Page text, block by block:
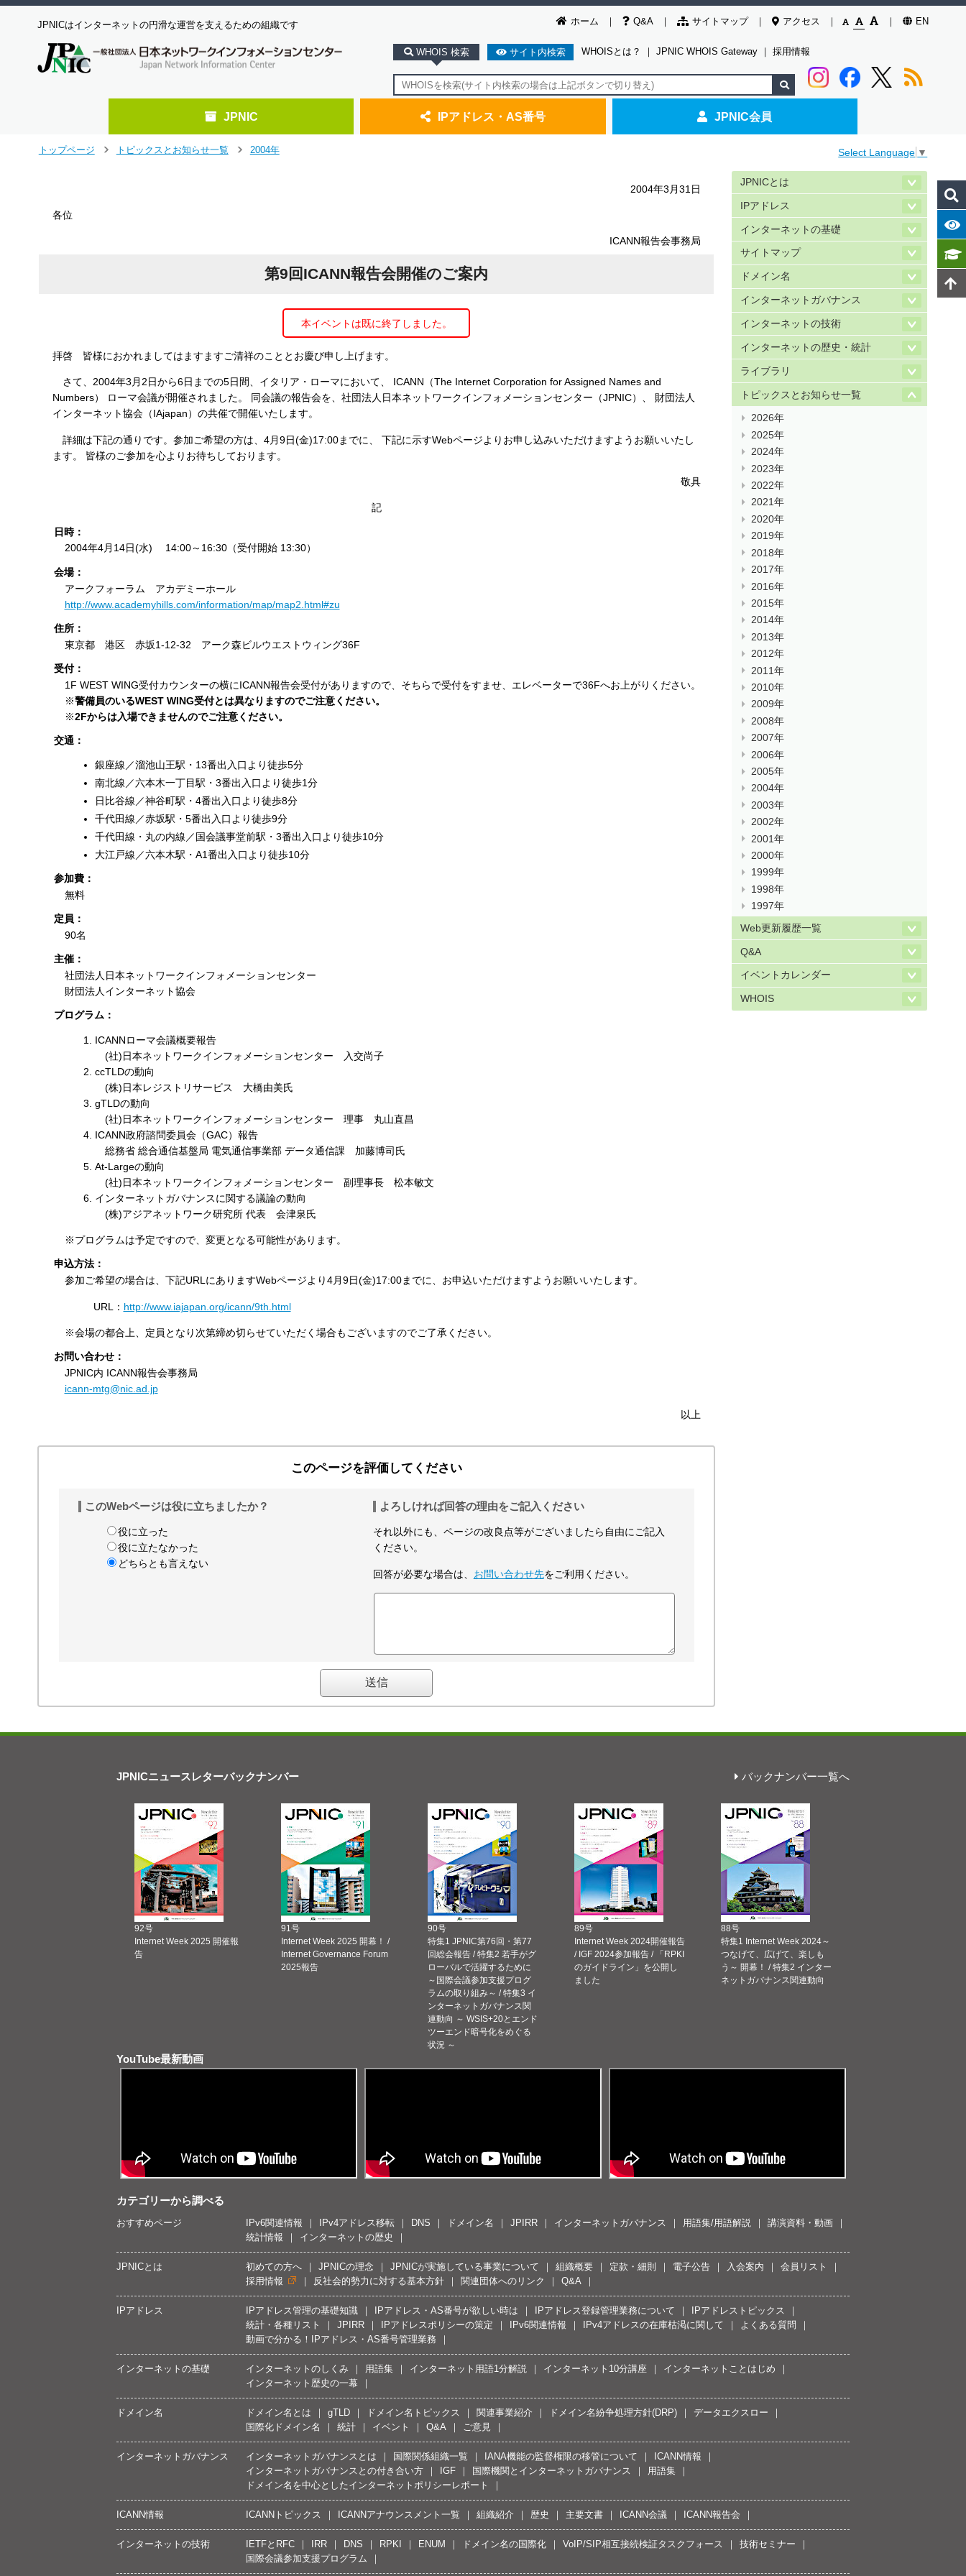
ホーム Q&A サイトマップ アクセス EN
JPNICはインターネットの円滑な運営を支えるための組織です
WHOIS 検索 サイト内検索 WHOISとは？ ｜ JPNIC WHOIS Gateway ｜ 採用情報
JPNIC IPアドレス・AS番号 JPNIC会員
トップページ
トピックスとお知らせ一覧
2004年 Select Language ▼
2004年3月31日
各位
ICANN報告会事務局
第9回ICANN報告会開催のご案内
本イベントは既に終了しました。
拝啓 皆様におかれましてはますますご清祥のこととお慶び申し上げます。
さて、2004年3月2日から6日までの5日間、イタリア・ローマにおいて、 ICANN（The Internet Corporation for Assigned Names and
Numbers） ローマ会議が開催されました。 同会議の報告会を、社団法人日本ネットワークインフォメーションセンター（JPNIC）、 財団法人
インターネット協会（IAjapan）の共催で開催いたします。
詳細は下記の通りです。参加ご希望の方は、4月9日(金)17:00までに、 下記に示すWebページよりお申し込みいただけますようお願いいたし
ます。 皆様のご参加を心よりお待ちしております。
敬具
記
日時：
2004年4月14日(水) 14:00～16:30（受付開始 13:30）
会場：
アークフォーラム アカデミーホール
http://www.academyhills.com/information/map/map2.html#zu
住所：
東京都 港区 赤坂1-12-32 アーク森ビルウエストウィング36F
受付：
1F WEST WING受付カウンターの横にICANN報告会受付がありますので、そちらで受付をすませ、エレベーターで36Fへお上がりください。
※警備員のいるWEST WING受付とは異なりますのでご注意ください。
※2Fからは入場できませんのでご注意ください。
交通：
銀座線／溜池山王駅・13番出入口より徒歩5分
南北線／六本木一丁目駅・3番出入口より徒歩1分
日比谷線／神谷町駅・4番出入口より徒歩8分
千代田線／赤坂駅・5番出入口より徒歩9分
千代田線・丸の内線／国会議事堂前駅・3番出入口より徒歩10分
大江戸線／六本木駅・A1番出入口より徒歩10分
参加費：
無料
定員：
90名
主催：
社団法人日本ネットワークインフォメーションセンター
財団法人インターネット協会
プログラム：
ICANNローマ会議概要報告
(社)日本ネットワークインフォメーションセンター 入交尚子
ccTLDの動向
(株)日本レジストリサービス 大橋由美氏
gTLDの動向
(社)日本ネットワークインフォメーションセンター 理事 丸山直昌
ICANN政府諮問委員会（GAC）報告
総務省 総合通信基盤局 電気通信事業部 データ通信課 加藤博司氏
At-Largeの動向
(社)日本ネットワークインフォメーションセンター 副理事長 松本敏文
インターネットガバナンスに関する議論の動向
(株)アジアネットワーク研究所 代表 会津泉氏
※プログラムは予定ですので、変更となる可能性があります。
申込方法：
参加ご希望の場合は、下記URLにありますWebページより4月9日(金)17:00までに、お申込いただけますようお願いいたします。
URL： http://www.iajapan.org/icann/9th.html
※会場の都合上、定員となり次第締め切らせていただく場合もございますのでご了承ください。
お問い合わせ：
JPNIC内 ICANN報告会事務局
icann-mtg@nic.ad.jp
以上
JPNICとは
IPアドレス
インターネットの基礎
サイトマップ
ドメイン名
インターネットガバナンス
インターネットの技術
インターネットの歴史・統計
ライブラリ
トピックスとお知らせ一覧
2026年
2025年
2024年
2023年
2022年
2021年
2020年
2019年
2018年
2017年
2016年
2015年
2014年
2013年
2012年
2011年
2010年
2009年
2008年
2007年
2006年
2005年
2004年
2003年
2002年
2001年
2000年
1999年
1998年
1997年
Web更新履歴一覧
Q&A
イベントカレンダー
WHOIS
このページを評価してください
このWebページは役に立ちましたか？
役に立った
役に立たなかった
どちらとも言えない
よろしければ回答の理由をご記入ください
それ以外にも、ページの改良点等がございましたら自由にご記入
ください。
回答が必要な場合は、 お問い合わせ先をご利用ください。
JPNICニュースレターバックナンバー バックナンバー一覧へ
92号
Internet Week 2025 開催報
告
91号
Internet Week 2025 開幕！ /
Internet Governance Forum
2025報告
90号
特集1 JPNIC第76回・第77
回総会報告 / 特集2 若手がグ
ローバルで活躍するために
～国際会議参加支援プログ
ラムの取り組み～ / 特集3 イ
ンターネットガバナンス関
連動向 ～ WSIS+20とエンド
ツーエンド暗号化をめぐる
状況 ～
89号
Internet Week 2024開催報告
/ IGF 2024参加報告 / 「RPKI
のガイドライン」を公開し
ました
88号
特集1 Internet Week 2024～
つなげて、広げて、楽しも
う～ 開幕！ / 特集2 インター
ネットガバナンス関連動向
YouTube最新動画
カテゴリーから調べる
おすすめページ IPv6関連情報 IPv4アドレス移転 DNS ドメイン名 JPIRR インターネットガバナンス 用語集/用語解説
講演資料・動画
統計情報
インターネットの歴史
JPNICとは 初めての方へ JPNICの理念 JPNICが実施している事業について 組織概要 定款・細則 電子公告 入会案内
会員リスト
採用情報
反社会的勢力に対する基本方針 関連団体へのリンク Q&A
IPアドレス IPアドレス管理の基礎知識 IPアドレス・AS番号が欲しい時は IPアドレス登録管理業務について
IPアドレストピックス
統計・各種リスト
JPIRR IPアドレスポリシーの策定 IPv6関連情報 IPv4アドレスの在庫枯渇に関して
よくある質問
動画で分かる！IPアドレス・AS番号管理業務
インターネットの基礎 インターネットのしくみ 用語集 インターネット用語1分解説 インターネット10分講座
インターネットことはじめ
インターネット歴史の一幕
ドメイン名 ドメイン名とは gTLD ドメイン名トピックス 関連事業紹介 ドメイン名紛争処理方針(DRP)
データエクスロー
国際化ドメイン名
統計 イベント Q&A ご意見
インターネットガバナンス インターネットガバナンスとは 国際関係組織一覧 IANA機能の監督権限の移管について
ICANN情報
インターネットガバナンスとの付き合い方
IGF 国際機関とインターネットガバナンス
用語集
ドメイン名を中心としたインターネットポリシーレポート
ICANN情報 ICANNトピックス ICANNアナウンスメント一覧 組織紹介 歴史 主要文書 ICANN会議 ICANN報告会
インターネットの技術 IETFとRFC IRR DNS RPKI ENUM ドメイン名の国際化 VoIP/SIP相互接続検証タスクフォース
技術セミナー
国際会議参加支援プログラム